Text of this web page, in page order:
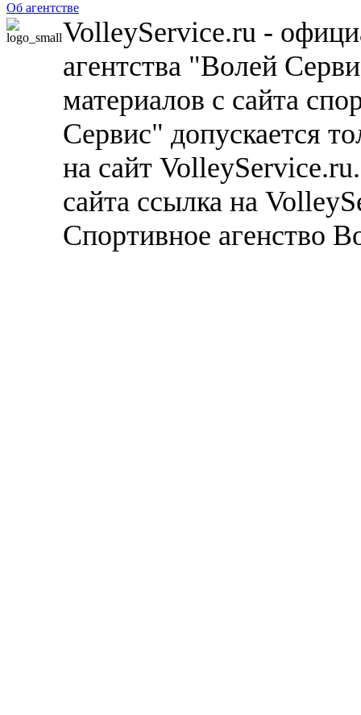
Об агентстве
VolleyService.ru -
агентства "Волей
материалов с сайта
Сервис" допускается
на сайт
сайта ссылка на
Спортивное агенство